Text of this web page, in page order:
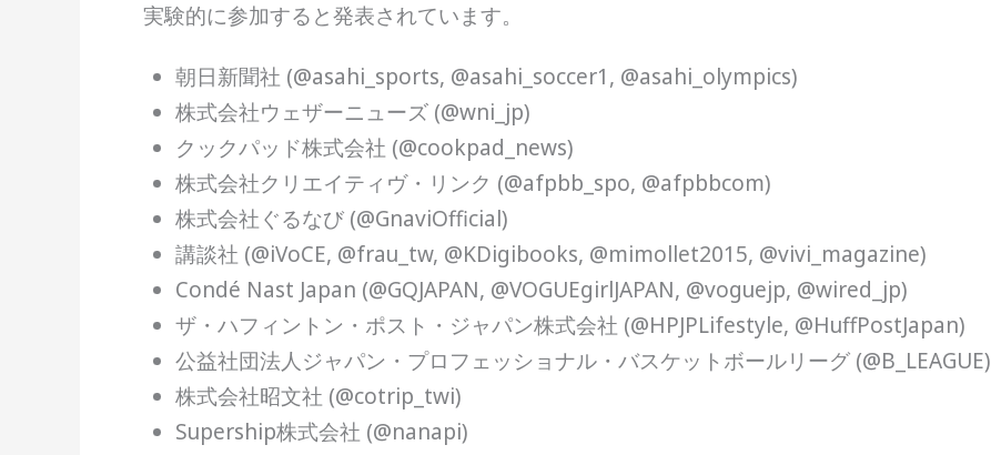
実験的に参加すると発表されています。
朝日新聞社 (@asahi_sports, @asahi_soccer1, @asahi_olympics)
株式会社ウェザーニューズ (@wni_jp)
クックパッド株式会社 (@cookpad_news)
株式会社クリエイティヴ・リンク (@afpbb_spo, @afpbbcom)
株式会社ぐるなび (@GnaviOfficial)
講談社 (@iVoCE, @frau_tw, @KDigibooks, @mimollet2015, @vivi_magazine)
Condé Nast Japan (@GQJAPAN, @VOGUEgirlJAPAN, @voguejp, @wired_jp)
ザ・ハフィントン・ポスト・ジャパン株式会社 (@HPJPLifestyle, @HuffPostJapan)
公益社団法人ジャパン・プロフェッショナル・バスケットボールリーグ (@B_LEAGUE)
株式会社昭文社 (@cotrip_twi)
Supership株式会社 (@nanapi)